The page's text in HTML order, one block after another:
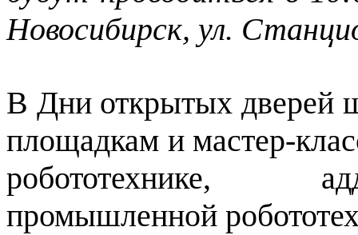
Новосибирск, ул.
В Дни открытых дверей
площадкам и мастер-
робототехнике,
промышленной